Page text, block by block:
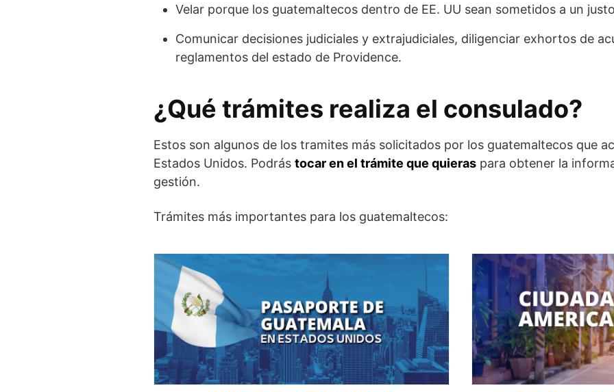
Velar porque los guatemaltecos dentro de EE. UU sean sometidos a un
Comunicar decisiones judiciales y extrajudiciales, diligenciar exhortos de
reglamentos del estado de Providence.
¿Qué trámites realiza el consulado?
Estos son algunos de los tramites más solicitados por los guatemaltecos que
Estados Unidos. Podrás tocar en el trámite que quieras para obtener la
gestión.
Trámites más importantes para los guatemaltecos: